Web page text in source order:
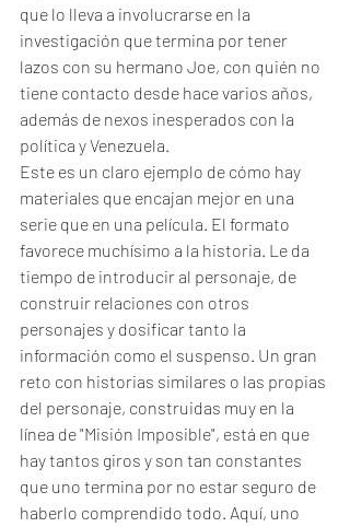
que lo lleva a involucrarse en la
investigación que termina por tener
lazos con su hermano Joe, con quién no
tiene contacto desde hace varios años,
además de nexos inesperados con la
política y Venezuela.
Este es un claro ejemplo de cómo hay
materiales que encajan mejor en una
serie que en una película. El formato
favorece muchísimo a la historia. Le da
tiempo de introducir al personaje, de
construir relaciones con otros
personajes y dosificar tanto la
información como el suspenso. Un gran
reto con historias similares o las propias
del personaje, construidas muy en la
línea de "Misión Imposible", está en que
hay tantos giros y son tan constantes
que uno termina por no estar seguro de
haberlo comprendido todo. Aquí, uno